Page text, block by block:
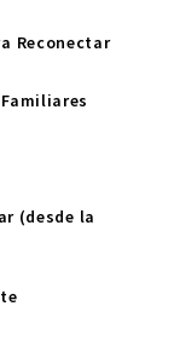
Reconectar
(desde la